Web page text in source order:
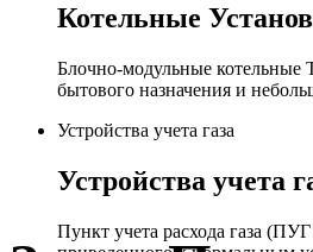
Котельные
Блочно-модульные котельные
бытового назначения и
Устройства учета газа
Устройства учета
Пункт учета расхода газа